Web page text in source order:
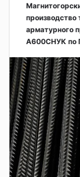
производство
арматурного
А600СНУК по